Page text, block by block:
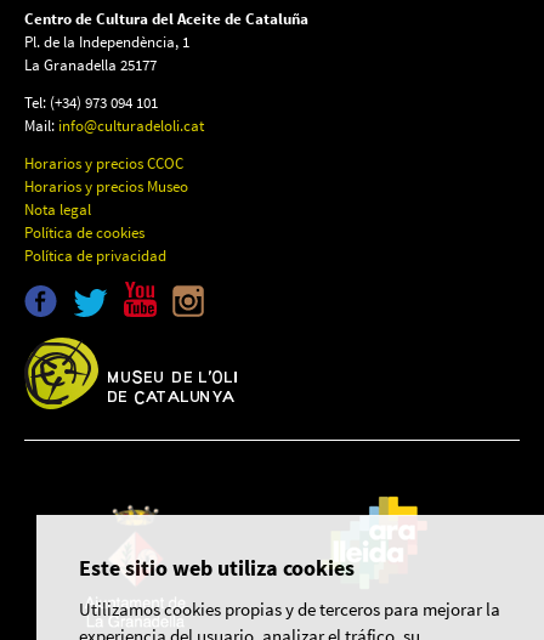
Centro de Cultura del Aceite de Cataluña
Pl. de la Independència, 1
La Granadella 25177
Tel: (+34) 973 094 101
Mail: info@culturadeloli.cat
Horarios y precios CCOC
Horarios y precios Museo
Nota legal
Política de cookies
Política de privacidad
Este sitio web utiliza cookies
Utilizamos cookies propias y de terceros para mejorar la